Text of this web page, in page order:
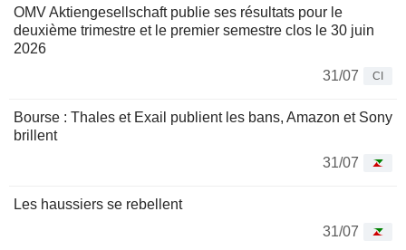
OMV Aktiengesellschaft publie ses résultats pour le
deuxième trimestre et le premier semestre clos le 30 juin
2026
31/07
CI
Bourse : Thales et Exail publient les bans, Amazon et Sony
brillent
31/07
Les haussiers se rebellent
31/07